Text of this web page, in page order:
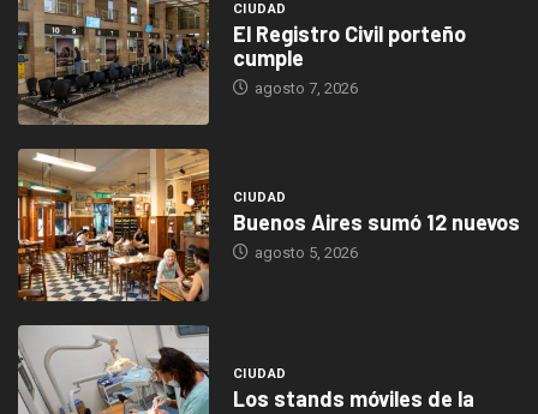
CIUDAD
El Registro Civil porteño
cumple
agosto 7, 2026
CIUDAD
Buenos Aires sumó 12 nuevos
agosto 5, 2026
CIUDAD
Los stands móviles de la